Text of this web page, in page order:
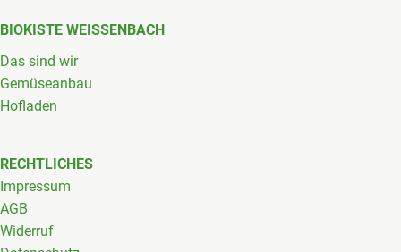
BIOKISTE WEISSENBACH
Das sind wir
Gemüseanbau
Hofladen
RECHTLICHES
Impressum
AGB
Widerruf